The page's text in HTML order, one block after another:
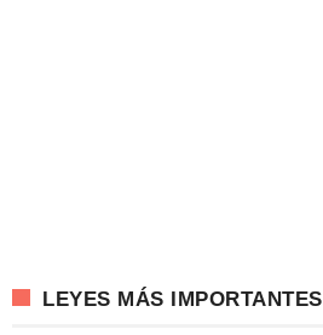
LEYES MÁS IMPORTANTES